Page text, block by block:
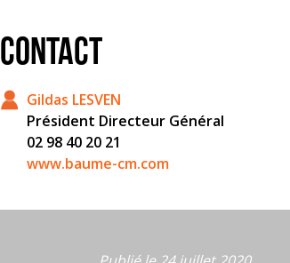
CONTACT
Gildas LESVEN
Président Directeur Général
02 98 40 20 21
www.baume-cm.com